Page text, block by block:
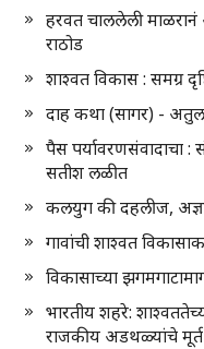
हरवत चाललेली माळरानं
राठोड
शाश्वत विकास : समग्र
दाह कथा (सागर) -
पैस पर्यावरणसंवादाचा
सतीश लळीत
कलयुग की दहलीज,
गावांची शाश्वत
विकासाच्या
भारतीय शहरे:
राजकीय अडथळ्यांचे मूर्त